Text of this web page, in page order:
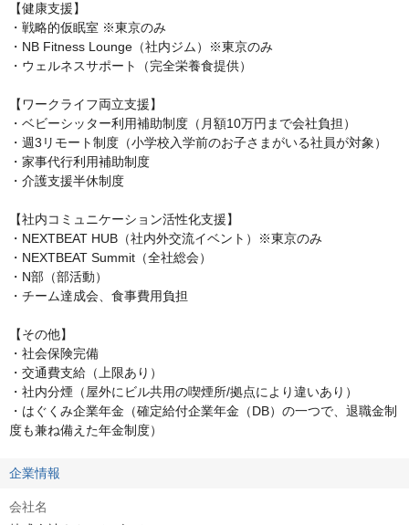
【健康支援】
・戦略的仮眠室 ※東京のみ
・NB Fitness Lounge（社内ジム）※東京のみ
・ウェルネスサポート（完全栄養食提供）
【ワークライフ両立支援】
・ベビーシッター利用補助制度（月額10万円まで会社負担）
・週3リモート制度（小学校入学前のお子さまがいる社員が対象）
・家事代行利用補助制度
・介護支援半休制度
【社内コミュニケーション活性化支援】
・NEXTBEAT HUB（社内外交流イベント）※東京のみ
・NEXTBEAT Summit（全社総会）
・N部（部活動）
・チーム達成会、食事費用負担
【その他】
・社会保険完備
・交通費支給（上限あり）
・社内分煙（屋外にビル共用の喫煙所/拠点により違いあり）
・はぐくみ企業年金（確定給付企業年金（DB）の一つで、退職金制
度も兼ね備えた年金制度）
企業情報
会社名